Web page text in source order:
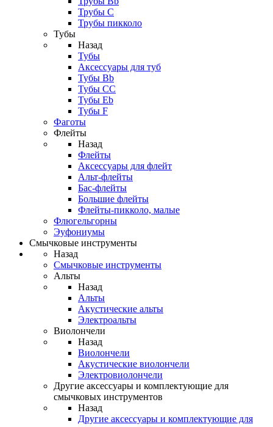
Трубы C
Трубы пикколо
Тубы
Назад
Тубы
Аксессуары для туб
Тубы Bb
Тубы CC
Тубы Eb
Тубы F
Фаготы
Флейты
Назад
Флейты
Аксессуары для флейт
Альт-флейты
Бас-флейты
Большие флейты
Флейты-пикколо, малые
Флюгельгорны
Эуфониумы
Смычковые инструменты
Назад
Смычковые инструменты
Альты
Назад
Альты
Акустические альты
Электроальты
Виолончели
Назад
Виолончели
Акустические виолончели
Электровиолончели
Другие аксессуары и комплектующие для
смычковых инструментов
Назад
Другие аксессуары и комплектующие для